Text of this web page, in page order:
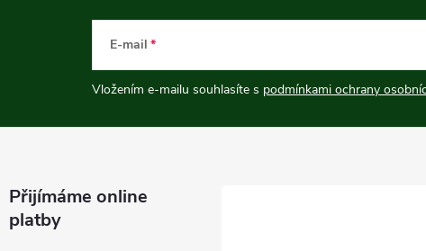
E-mail
Vložením e-mailu souhlasíte s podmínkami ochrany
Přijímáme online
platby